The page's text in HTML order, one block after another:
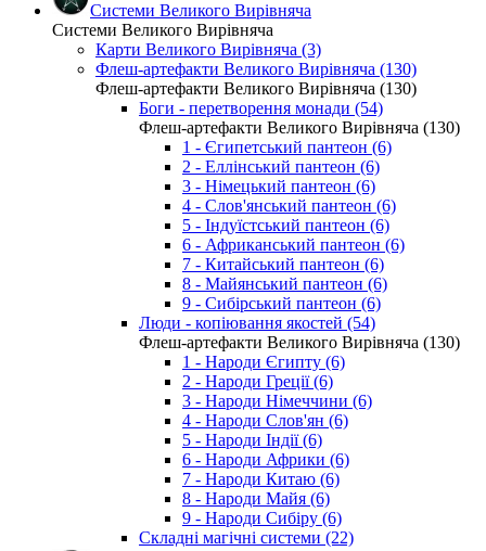
Системи Великого Вирівняча
Системи Великого Вирівняча
Карти Великого Вирівняча (3)
Флеш-артефакти Великого Вирівняча (130)
Флеш-артефакти Великого Вирівняча (130)
Боги - перетворення монади (54)
Флеш-артефакти Великого Вирівняча (130)
1 - Єгипетський пантеон (6)
2 - Еллінський пантеон (6)
3 - Німецький пантеон (6)
4 - Слов'янський пантеон (6)
5 - Індуїстський пантеон (6)
6 - Африканський пантеон (6)
7 - Китайський пантеон (6)
8 - Майянський пантеон (6)
9 - Сибірський пантеон (6)
Люди - копіювання якостей (54)
Флеш-артефакти Великого Вирівняча (130)
1 - Народи Єгипту (6)
2 - Народи Греції (6)
3 - Народи Німеччини (6)
4 - Народи Слов'ян (6)
5 - Народи Індії (6)
6 - Народи Африки (6)
7 - Народи Китаю (6)
8 - Народи Майя (6)
9 - Народи Сибіру (6)
Складні магічні системи (22)